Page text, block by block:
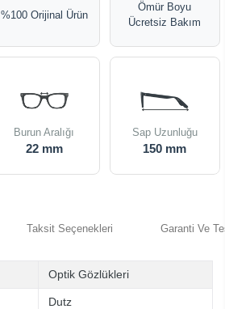
%100 Orijinal Ürün
Ömür Boyu
Ücretsiz Bakım
Burun Aralığı
22 mm
Sap Uzunluğu
150 mm
Taksit Seçenekleri Garanti Ve
Optik Gözlükleri
Dutz